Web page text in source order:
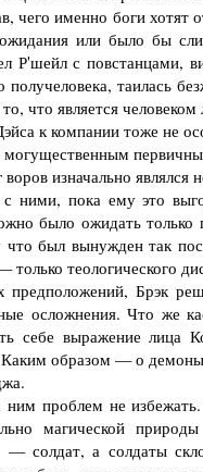
чего именно боги
или было бы
Р'шейл с повстанцами,
получеловека, таилась
что является
к компании тоже не
изначально
ними, пока ему это
было ожидать только
был вынужден так
только теологического
Брэк
осложнения. Что же
себе выражение
образом — о демоны
проблем не
магической
— солдат, а солдаты